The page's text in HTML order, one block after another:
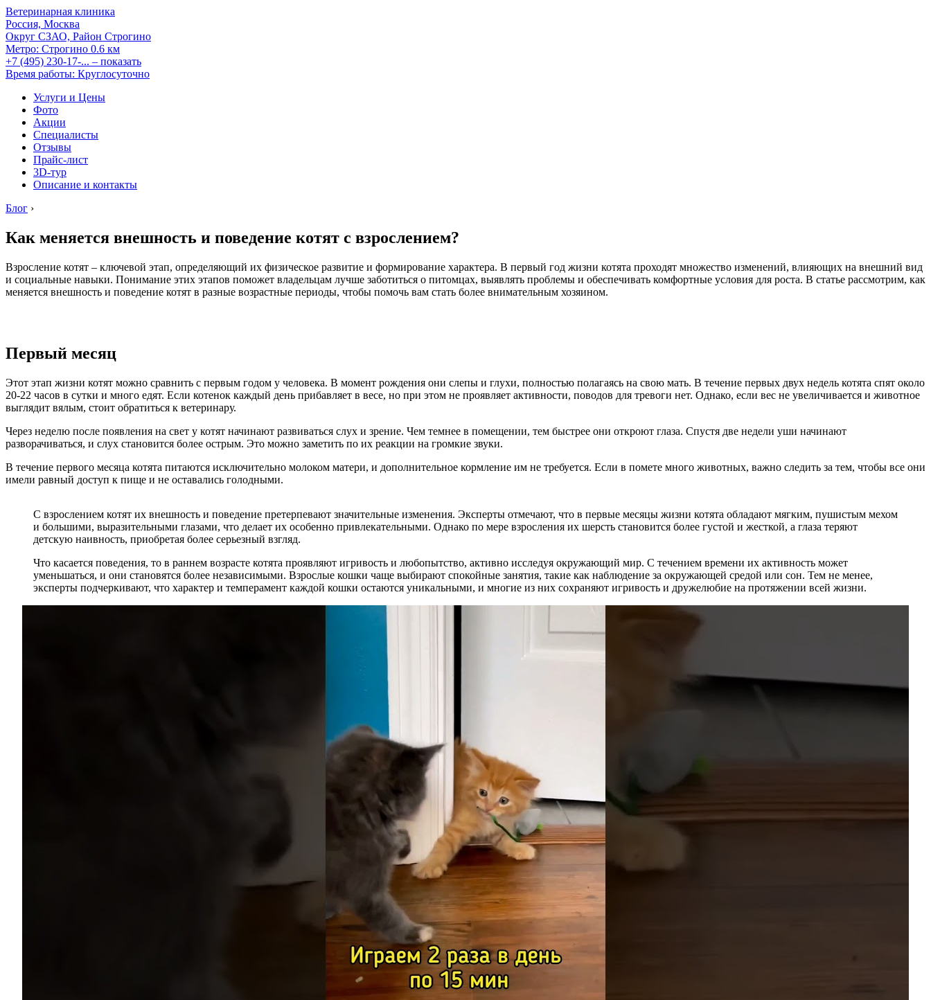
Ветеринарная клиника
Россия, Москва
Округ СЗАО, Район Строгино
Метро: Строгино 0.6 км
+7 (495) 230-17-... – показать
Время работы: Круглосуточно
Услуги и Цены
Фото
Акции
Специалисты
Отзывы
Прайс-лист
3D-тур
Описание и контакты
Блог ›
Как меняется внешность и поведение котят с взрослением?
Взросление котят – ключевой этап, определяющий их физическое развитие и формирование характера. В первый год жизни котята проходят множество изменений, влияющих на внешний вид
и социальные навыки. Понимание этих этапов поможет владельцам лучше заботиться о питомцах, выявлять проблемы и обеспечивать комфортные условия для роста. В статье рассмотрим, как
меняется внешность и поведение котят в разные возрастные периоды, чтобы помочь вам стать более внимательным хозяином.
Первый месяц
Этот этап жизни котят можно сравнить с первым годом у человека. В момент рождения они слепы и глухи, полностью полагаясь на свою мать. В течение первых двух недель котята спят около
20-22 часов в сутки и много едят. Если котенок каждый день прибавляет в весе, но при этом не проявляет активности, поводов для тревоги нет. Однако, если вес не увеличивается и животное
выглядит вялым, стоит обратиться к ветеринару.
Через неделю после появления на свет у котят начинают развиваться слух и зрение. Чем темнее в помещении, тем быстрее они откроют глаза. Спустя две недели уши начинают
разворачиваться, и слух становится более острым. Это можно заметить по их реакции на громкие звуки.
В течение первого месяца котята питаются исключительно молоком матери, и дополнительное кормление им не требуется. Если в помете много животных, важно следить за тем, чтобы все они
имели равный доступ к пище и не оставались голодными.
С взрослением котят их внешность и поведение претерпевают значительные изменения. Эксперты отмечают, что в первые месяцы жизни котята обладают мягким, пушистым мехом
и большими, выразительными глазами, что делает их особенно привлекательными. Однако по мере взросления их шерсть становится более густой и жесткой, а глаза теряют
детскую наивность, приобретая более серьезный взгляд.
Что касается поведения, то в раннем возрасте котята проявляют игривость и любопытство, активно исследуя окружающий мир. С течением времени их активность может
уменьшаться, и они становятся более независимыми. Взрослые кошки чаще выбирают спокойные занятия, такие как наблюдение за окружающей средой или сон. Тем не менее,
эксперты подчеркивают, что характер и темперамент каждой кошки остаются уникальными, и многие из них сохраняют игривость и дружелюбие на протяжении всей жизни.